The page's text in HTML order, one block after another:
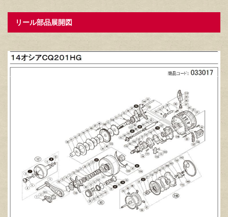
リール部品展開図